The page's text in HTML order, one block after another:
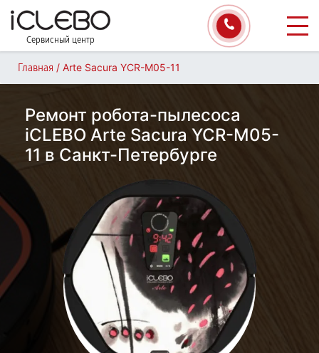
Сервисный центр
Главная / Arte Sacura YCR-M05-11
Ремонт робота-пылесоса
iCLEBO Arte Sacura YCR-M05-
11 в Санкт-Петербурге